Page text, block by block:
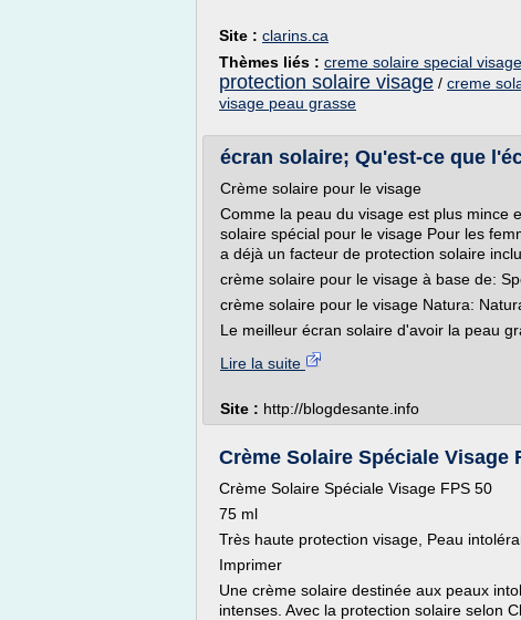
Site : clarins.ca
Thèmes liés : creme solaire special visage
protection solaire visage / creme
visage peau grasse
écran solaire; Qu'est-ce que
Crème solaire pour le visage
Comme la peau du visage est plus mince
solaire spécial pour le visage Pour les
a déjà un facteur de protection solaire
crème solaire pour le visage à base de:
crème solaire pour le visage Natura:
Le meilleur écran solaire d'avoir la peau
Lire la suite
Site : http://blogdesante.info
Crème Solaire Spéciale Visage
Crème Solaire Spéciale Visage FPS 50
75 ml
Très haute protection visage, Peau
Imprimer
Une crème solaire destinée aux peaux
intenses. Avec la protection solaire selon